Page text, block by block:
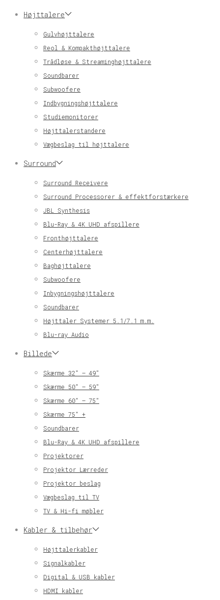
Højttalere
Gulvhøjttalere
Reol & Kompakthøjttalere
Trådløse & Streaminghøjttalere
Soundbarer
Subwoofere
Indbygningshøjttalere
Studiemonitorer
Højttalerstandere
Vægbeslag til højttalere
Surround
Surround Receivere
Surround Processorer & effektforstærkere
JBL Synthesis
Blu-Ray & 4K UHD afspillere
Fronthøjttalere
Centerhøjttalere
Baghøjttalere
Subwoofere
Inbygningshøjttalere
Soundbarer
Højttaler Systemer 5.1/7.1 m.m.
Blu-ray Audio
Billede
Skærme 32″ – 49″
Skærme 50″ – 59″
Skærme 60″ – 75″
Skærme 75″ +
Soundbarer
Blu-Ray & 4K UHD afspillere
Projektorer
Projektor Lærreder
Projektor beslag
Vægbeslag til TV
TV & Hi-fi møbler
Kabler & tilbehør
Højttalerkabler
Signalkabler
Digital & USB kabler
HDMI kabler